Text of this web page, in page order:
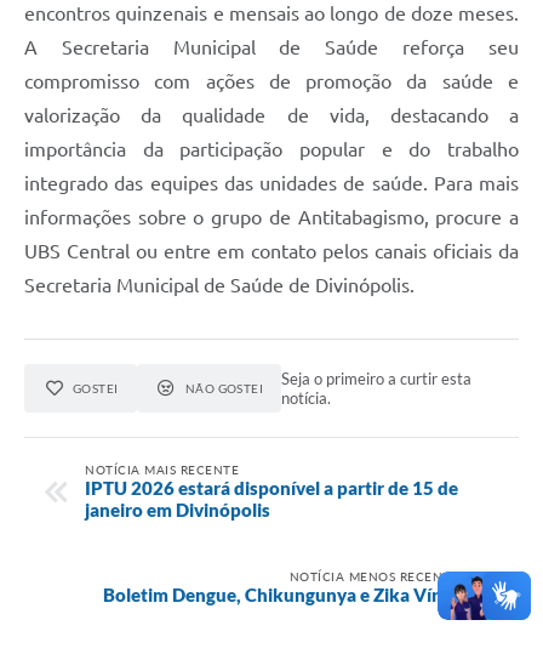
encontros quinzenais e mensais ao longo de doze meses.
A Secretaria Municipal de Saúde reforça seu
compromisso com ações de promoção da saúde e
valorização da qualidade de vida, destacando a
importância da participação popular e do trabalho
integrado das equipes das unidades de saúde. Para mais
informações sobre o grupo de Antitabagismo, procure a
UBS Central ou entre em contato pelos canais oficiais da
Secretaria Municipal de Saúde de Divinópolis.
GOSTEI NÃO GOSTEI
Seja o primeiro a curtir esta
notícia.
NOTÍCIA MAIS RECENTE
IPTU 2026 estará disponível a partir de 15 de
janeiro em Divinópolis
NOTÍCIA MENOS RECENTE
Boletim Dengue, Chikungunya e Zika Vírus